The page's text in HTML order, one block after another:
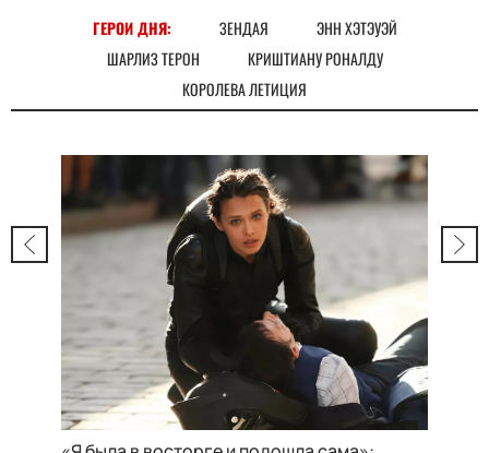
ГЕРОИ ДНЯ: ЗЕНДАЯ
ЭНН ХЭТЭУЭЙ
ШАРЛИЗ ТЕРОН
КРИШТИАНУ РОНАЛДУ
КОРОЛЕВА ЛЕТИЦИЯ